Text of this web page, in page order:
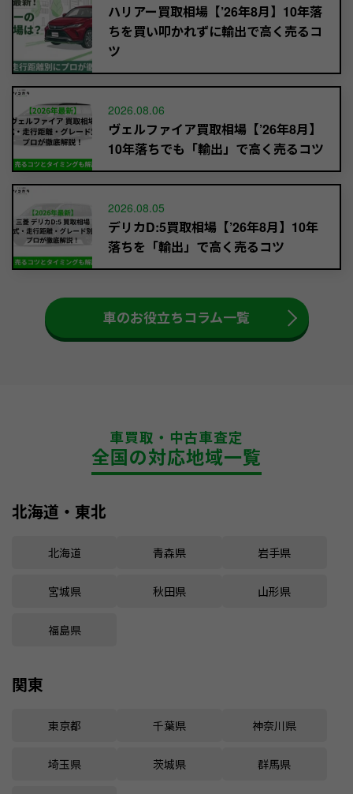
ハリアー買取相場【’26年8月】10年落
ちを買い叩かれずに輸出で高く売るコ
ツ
2026.08.06
ヴェルファイア買取相場【’26年8月】
10年落ちでも「輸出」で高く売るコツ
2026.08.05
デリカD:5買取相場【’26年8月】10年
落ちを「輸出」で高く売るコツ
車のお役立ちコラム一覧
車買取・中古車査定
全国の対応地域一覧
北海道・東北
北海道 青森県 岩手県
宮城県 秋田県 山形県
福島県
関東
東京都 千葉県 神奈川県
埼玉県 茨城県 群馬県